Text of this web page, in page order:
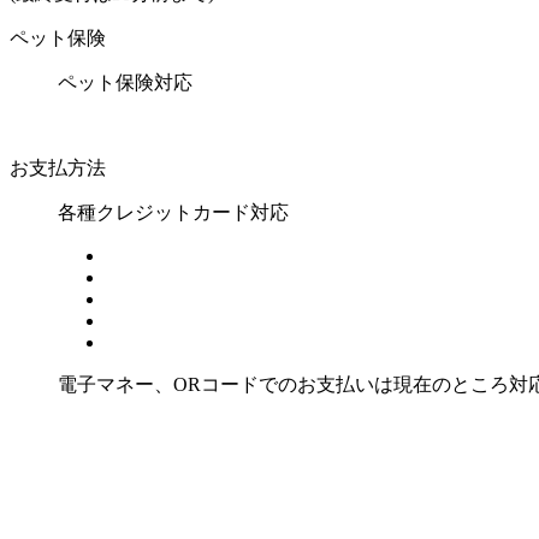
ペット保険
ペット保険対応
お支払方法
各種クレジットカード対応
電子マネー、ORコードでのお支払いは現在のところ対